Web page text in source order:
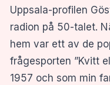
Uppsala-profilen
radion på 50-talet.
hem var ett av de
frågesporten ”Kvitt
1957 och som min